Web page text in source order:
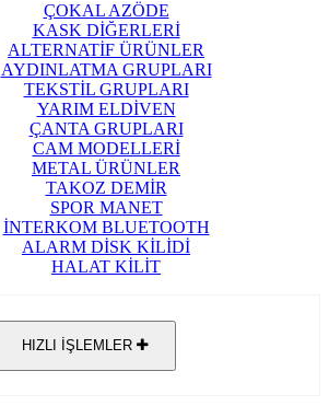
ÇOKAL AZÖDE
KASK DİĞERLERİ
ALTERNATİF ÜRÜNLER
AYDINLATMA GRUPLARI
TEKSTİL GRUPLARI
YARIM ELDİVEN
ÇANTA GRUPLARI
CAM MODELLERİ
METAL ÜRÜNLER
TAKOZ DEMİR
SPOR MANET
İNTERKOM BLUETOOTH
ALARM DİSK KİLİDİ
HALAT KİLİT
HIZLI İŞLEMLER